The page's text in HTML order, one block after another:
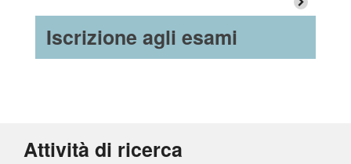
Iscrizione agli esami
Attività di ricerca